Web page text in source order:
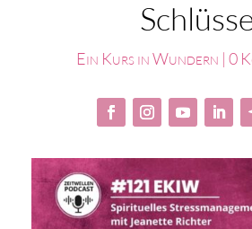
Ein Kurs in Wundern | 0